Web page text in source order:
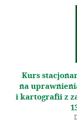
Kurs
na
i kartografii z